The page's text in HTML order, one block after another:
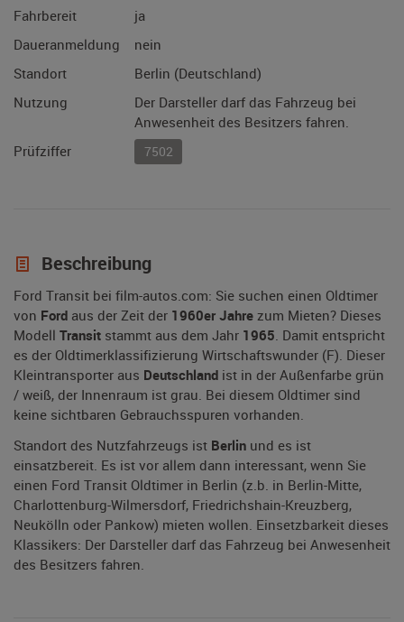
Fahrbereit
ja
Daueranmeldung
nein
Standort
Berlin (Deutschland)
Nutzung
Der Darsteller darf das Fahrzeug bei
Anwesenheit des Besitzers fahren.
Prüfziffer
7502
Beschreibung
Ford Transit bei film-autos.com: Sie suchen einen Oldtimer
von Ford aus der Zeit der 1960er Jahre zum Mieten? Dieses
Modell Transit stammt aus dem Jahr 1965. Damit entspricht
es der Oldtimerklassifizierung Wirtschaftswunder (F). Dieser
Kleintransporter aus Deutschland ist in der Außenfarbe grün
/ weiß, der Innenraum ist grau. Bei diesem Oldtimer sind
keine sichtbaren Gebrauchsspuren vorhanden.
Standort des Nutzfahrzeugs ist Berlin und es ist
einsatzbereit. Es ist vor allem dann interessant, wenn Sie
einen Ford Transit Oldtimer in Berlin (z.b. in Berlin-Mitte,
Charlottenburg-Wilmersdorf, Friedrichshain-Kreuzberg,
Neukölln oder Pankow) mieten wollen. Einsetzbarkeit dieses
Klassikers: Der Darsteller darf das Fahrzeug bei Anwesenheit
des Besitzers fahren.